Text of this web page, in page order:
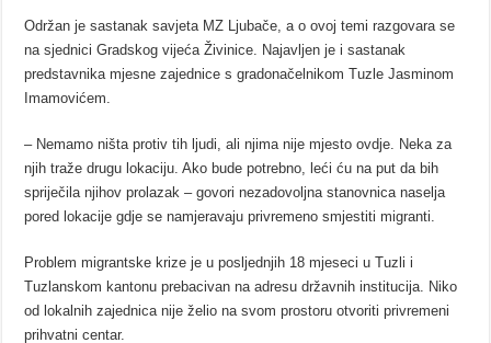
Održan je sastanak savjeta MZ Ljubače, a o ovoj temi razgovara se
na sjednici Gradskog vijeća Živinice. Najavljen je i sastanak
predstavnika mjesne zajednice s gradonačelnikom Tuzle Jasminom
Imamovićem.
– Nemamo ništa protiv tih ljudi, ali njima nije mjesto ovdje. Neka za
njih traže drugu lokaciju. Ako bude potrebno, leći ću na put da bih
spriječila njihov prolazak – govori nezadovoljna stanovnica naselja
pored lokacije gdje se namjeravaju privremeno smjestiti migranti.
Problem migrantske krize je u posljednjih 18 mjeseci u Tuzli i
Tuzlanskom kantonu prebacivan na adresu državnih institucija. Niko
od lokalnih zajednica nije želio na svom prostoru otvoriti privremeni
prihvatni centar.